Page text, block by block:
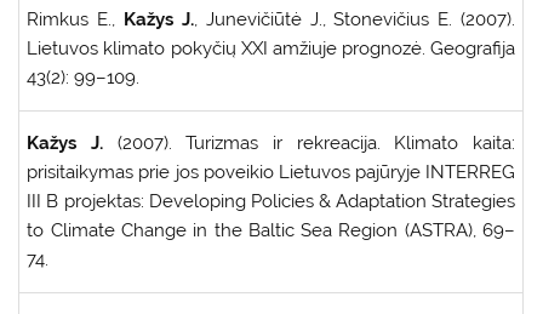
Rimkus E., Kažys J., Junevičiūtė J., Stonevičius E. (2007).
Lietuvos klimato pokyčių XXI amžiuje prognozė. Geografija
43(2): 99–109.
Kažys J.(2007). Turizmas ir rekreacija. Klimato kaita:
prisitaikymas prie jos poveikio Lietuvos pajūryje INTERREG
III B projektas: Developing Policies & Adaptation Strategies
to Climate Change in the Baltic Sea Region (ASTRA), 69–
74.